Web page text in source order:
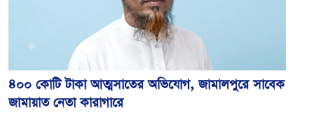
৪০০ কোটি টাকা আত্মসাতের অভিযোগ, জামালপুরে সাবেক
জামায়াত নেতা কারাগারে